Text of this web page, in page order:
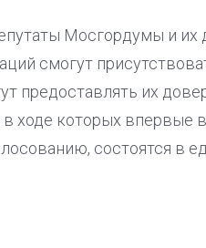
Мосгордумы и их
смогут
предоставлять их
которых впервые в
состоятся в